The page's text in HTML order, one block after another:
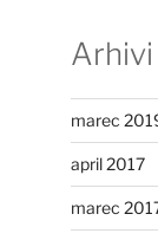
Arhivi
marec
april 2017
marec